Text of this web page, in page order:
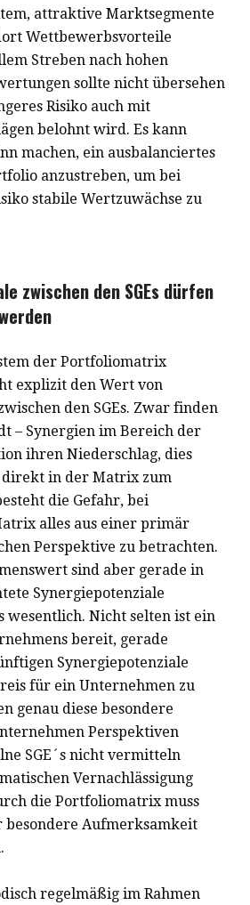
attraktive Marktsegmente
Wettbewerbsvorteile
Streben nach hohen
sollte nicht übersehen
Risiko auch mit
belohnt wird. Es kann
machen, ein ausbalanciertes
anzustreben, um bei
stabile Wertzuwächse zu
zwischen den SGEs dürfen
der Portfoliomatrix
explizit den Wert von
den SGEs. Zwar finden
– Synergien im Bereich der
ihren Niederschlag, dies
in der Matrix zum
die Gefahr, bei
alles aus einer primär
Perspektive zu betrachten.
sind aber gerade in
Synergiepotenziale
wesentlich. Nicht selten ist ein
bereit, gerade
Synergiepotenziale
für ein Unternehmen zu
genau diese besondere
Perspektiven
SGE´s nicht vermitteln
Vernachlässigung
die Portfoliomatrix muss
besondere Aufmerksamkeit
regelmäßig im Rahmen